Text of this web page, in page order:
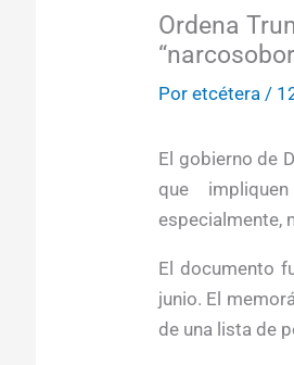
Ordena
Por etcétera /
El gobierno de
que
especialmente,
El documento
junio. El
de una lista de